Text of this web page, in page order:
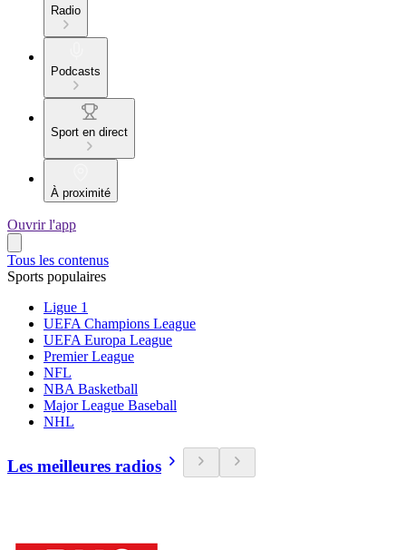
Radio
Podcasts
Sport en direct
À proximité
Ouvrir l'app
Tous les contenus
Sports populaires
Ligue 1
UEFA Champions League
UEFA Europa League
Premier League
NFL
NBA Basketball
Major League Baseball
NHL
Les meilleures radios